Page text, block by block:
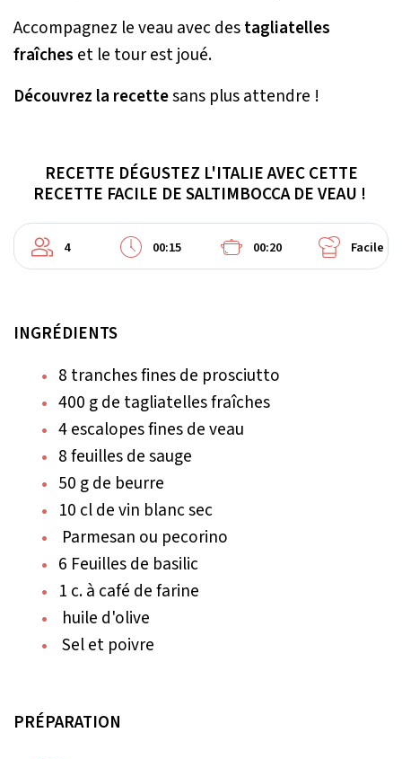
Accompagnez le veau avec destagliatelles
fraîches et le tour est joué.
Découvrez la recettesans plus attendre !
RECETTE DÉGUSTEZ L'ITALIE AVEC CETTE
RECETTE FACILE DE SALTIMBOCCA DE VEAU !
4 00:15 00:20 Facile
INGRÉDIENTS
8 tranches fines de prosciutto
400 g de tagliatelles fraîches
4 escalopes fines de veau
8 feuilles de sauge
50 g de beurre
10 cl de vin blanc sec
Parmesan ou pecorino
6 Feuilles de basilic
1 c. à café de farine
huile d'olive
Sel et poivre
PRÉPARATION